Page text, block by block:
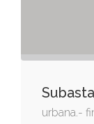
urbana.-